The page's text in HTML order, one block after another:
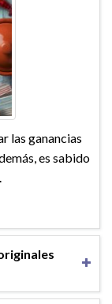
las ganancias
es sabido